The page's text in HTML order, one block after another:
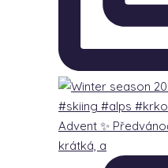
Advent ✨
krátká, a